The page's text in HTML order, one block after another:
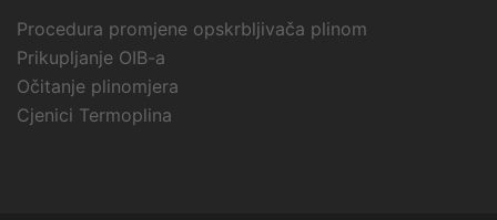
Procedura promjene opskrbljivača plinom
Prikupljanje OIB-a
Očitanje plinomjera
Cjenici Termoplina